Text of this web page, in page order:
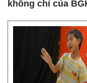
không chỉ của